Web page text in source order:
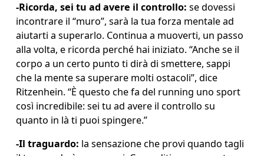
-Ricorda, sei tu ad avere il controllo: se dovessi
incontrare il “muro”, sarà la tua forza mentale ad
aiutarti a superarlo. Continua a muoverti, un passo
alla volta, e ricorda perché hai iniziato. “Anche se il
corpo a un certo punto ti dirà di smettere, sappi
che la mente sa superare molti ostacoli”, dice
Ritzenhein. “È questo che fa del running uno sport
così incredibile: sei tu ad avere il controllo su
quanto in là ti puoi spingere.”
-Il traguardo: la sensazione che provi quando tagli